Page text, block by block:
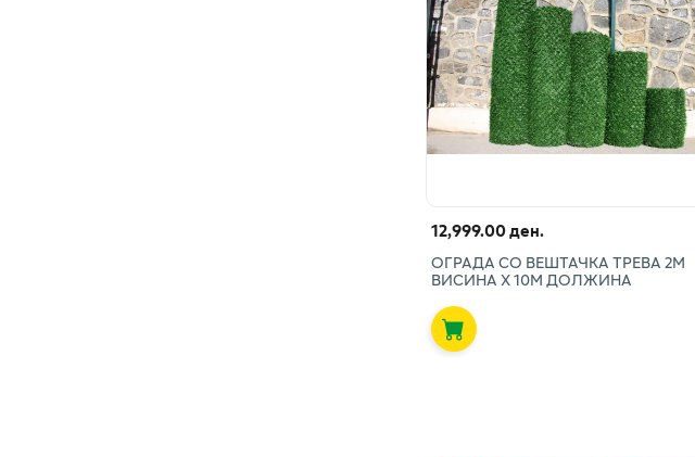
12,999.00 ден.
ОГРАДА СО ВЕШТАЧКА ТРЕВА 2М
ВИСИНА Х 10М ДОЛЖИНА